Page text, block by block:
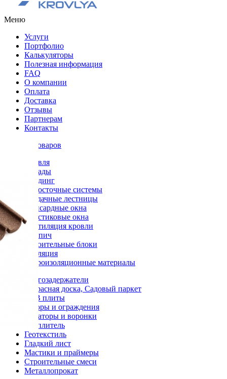
Меню
Услуги
Портфолио
Калькуляторы
Полезная информация
FAQ
О компании
Оплата
Доставка
Отзывы
Партнерам
Контакты
Каталог товаров
Кровля
Фасады
Сайдинг
Водосточные системы
Чердачные лестницы
Мансардные окна
Пластиковые окна
Вентиляция кровли
Кирпич
Строительные блоки
Изоляция
Гидроизоляционные материалы
Снегозадержатели
Террасная доска, Садовый паркет
OSB плиты
Заборы и ограждения
Аэраторы и воронки
Утеплитель
Геотекстиль
Гладкий лист
Мастики и праймеры
Строительные смеси
Металлопрокат